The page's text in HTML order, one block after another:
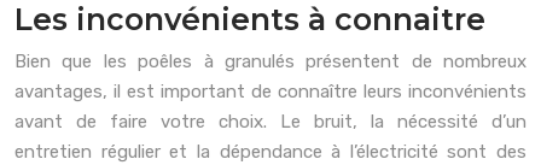
Les inconvénients à connaitre
Bien que les poêles à granulés présentent de nombreux
avantages, il est important de connaître leurs inconvénients
avant de faire votre choix. Le bruit, la nécessité d’un
entretien régulier et la dépendance à l’électricité sont des